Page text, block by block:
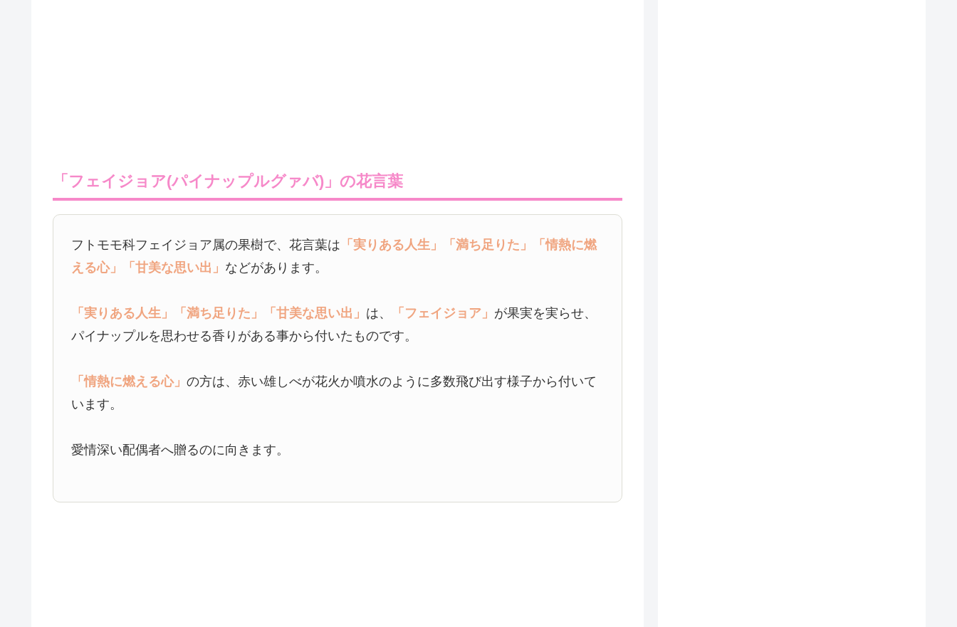
「フェイジョア(パイナップルグァバ)」の花言葉
フトモモ科フェイジョア属の果樹で、花言葉は 「実りある人生」 「満ち足りた」
「情熱に燃
える心」
「甘美な思い出」 などがあります。
「実りある人生」 「満ち足りた」 「甘美な思い出」 は、 「フェイジョア」 が果実を実らせ、
パイナップルを思わせる香りがある事から付いたものです。
「情熱に燃える心」の方は、赤い雄しべが花火か噴水のように多数飛び出す様子から付いて
います。
愛情深い配偶者へ贈るのに向きます。